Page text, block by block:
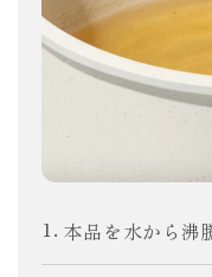
本品を水から沸